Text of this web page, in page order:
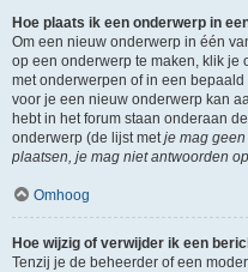
Hoe plaats ik een onderwerp in
Om een nieuw onderwerp in één
op een onderwerp te maken, klik
met onderwerpen of in een
voor je een nieuw onderwerp kan
hebt in het forum staan onderaan
onderwerp (de lijst metje mag
plaatsen, je mag niet antwoorden
Omhoog
Hoe wijzig of verwijder ik een
Tenzij je de beheerder of een